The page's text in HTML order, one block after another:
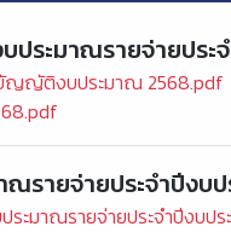
ะมาณรายจ่ายประ
บัญญัติงบประมาณ 2568.pdf
ายจ่ายประจำปีงบป
มาณรายจ่ายประจำปีงบป